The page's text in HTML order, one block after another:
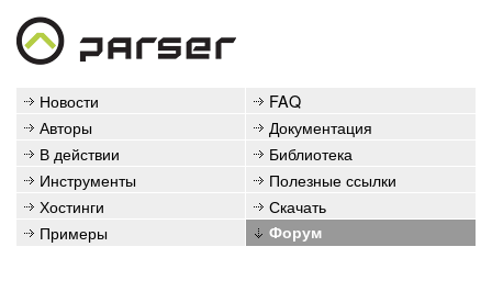
Новости
FAQ
Авторы
Документация
В действии
Библиотека
Инструменты
Полезные ссылки
Хостинги
Скачать
Примеры
Форум